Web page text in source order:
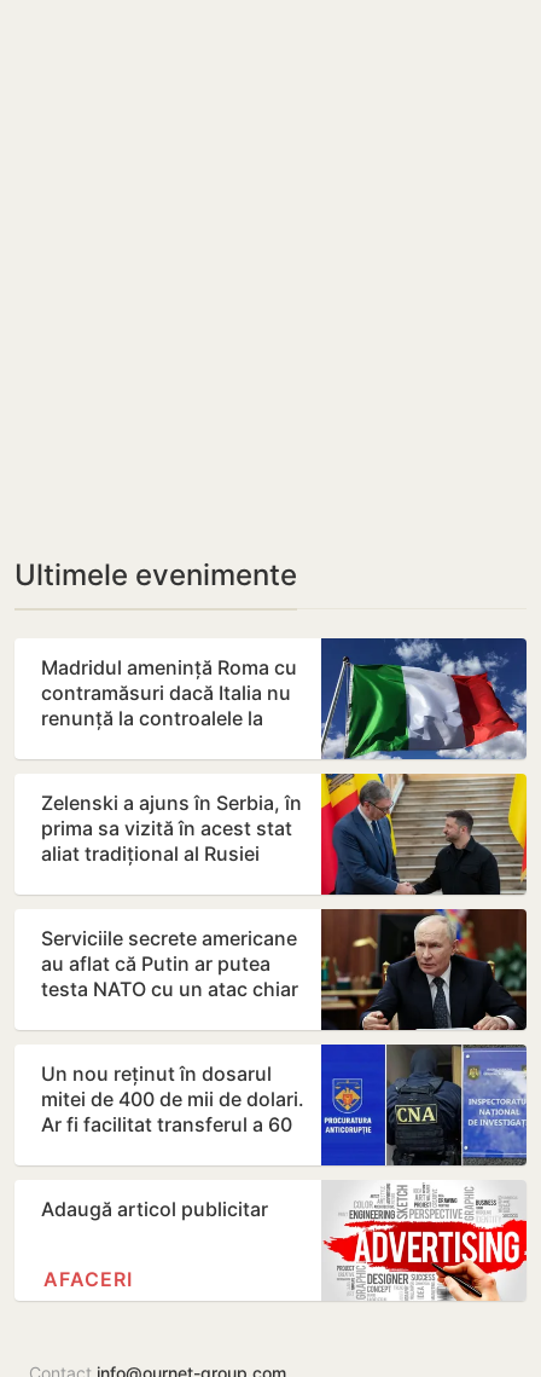
Ultimele evenimente
Madridul amenință Roma cu
contramăsuri dacă Italia nu
renunță la controalele la
Zelenski a ajuns în Serbia, în
prima sa vizită în acest stat
aliat tradițional al Rusiei
Serviciile secrete americane
au aflat că Putin ar putea
testa NATO cu un atac chiar
Un nou reținut în dosarul
mitei de 400 de mii de dolari.
Ar fi facilitat transferul a 60
Adaugă articol publicitar
AFACERI